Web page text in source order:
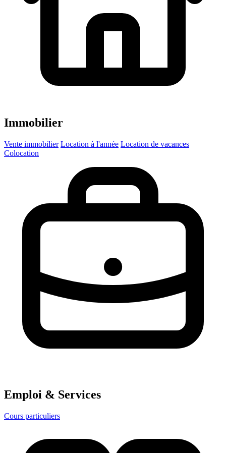
Immobilier
Vente immobilier Location à l'année Location de vacances
Colocation
Emploi & Services
Cours particuliers